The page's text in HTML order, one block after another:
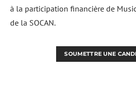
à la participation financière de
de la SOCAN.
SOUMETTRE UNE